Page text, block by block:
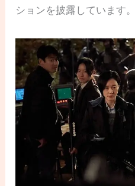
ションを披露しています。